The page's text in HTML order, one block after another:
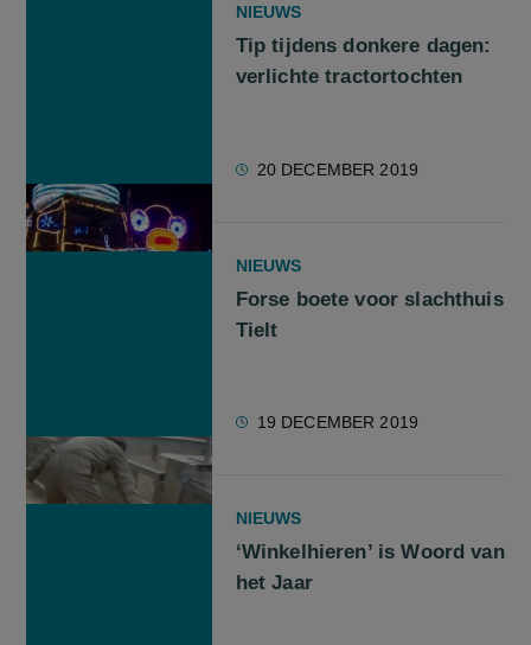
NIEUWS
Tip tijdens donkere dagen:
verlichte tractortochten
20 DECEMBER 2019
NIEUWS
Forse boete voor slachthuis
Tielt
19 DECEMBER 2019
NIEUWS
‘Winkelhieren’ is Woord van
het Jaar